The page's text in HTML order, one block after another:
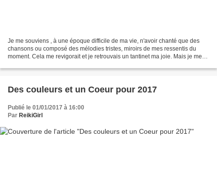
Je me souviens , à une époque difficile de ma vie, n'avoir chanté que des
chansons ou composé des mélodies tristes, miroirs de mes ressentis du
moment. Cela me revigorait et je retrouvais un tantinet ma joie. Mais je me
Des couleurs et un Coeur pour 2017
Publié le 01/01/2017 à 16:00
Par ReikiGirl